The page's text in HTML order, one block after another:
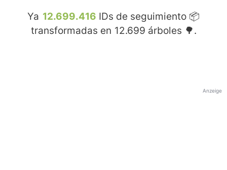
Ya 12.699.416 IDs de seguimiento 📦
transformadas en 12.699 árboles 🌳.
Anzeige